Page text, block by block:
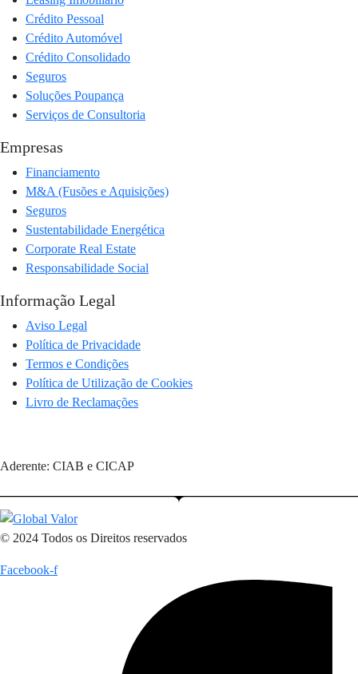
Crédito Pessoal
Crédito Automóvel
Crédito Consolidado
Seguros
Soluções Poupança
Serviços de Consultoria
Empresas
Financiamento
M&A (Fusões e Aquisições)
Seguros
Sustentabilidade Energética
Corporate Real Estate
Responsabilidade Social
Informação Legal
Aviso Legal
Política de Privacidade
Termos e Condições
Política de Utilização de Cookies
Livro de Reclamações
Aderente: CIAB e CICAP
© 2024 Todos os Direitos reservados
Facebook-f